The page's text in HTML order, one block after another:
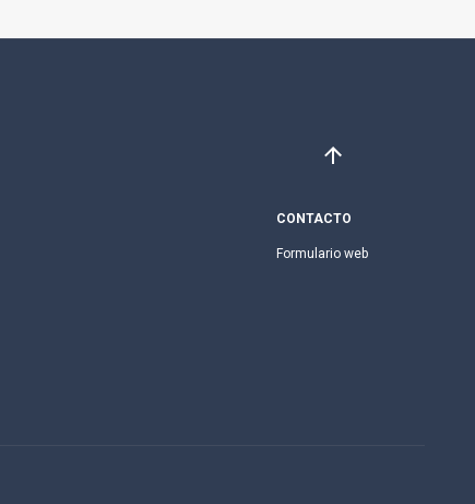
CONTACTO
Formulario web